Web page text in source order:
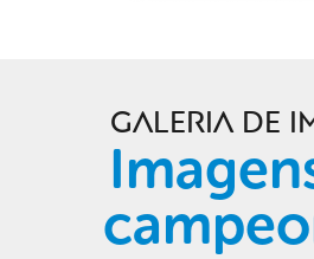
GALERIA DE